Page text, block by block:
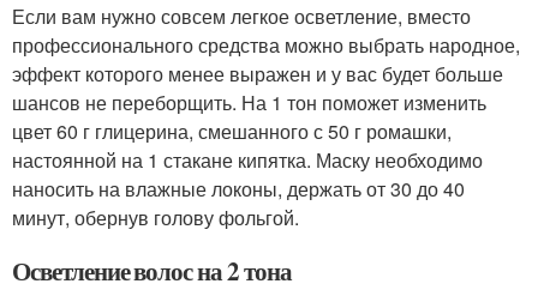
Если вам нужно совсем легкое осветление, вместо
профессионального средства можно выбрать народное,
эффект которого менее выражен и у вас будет больше
шансов не переборщить. На 1 тон поможет изменить
цвет 60 г глицерина, смешанного с 50 г ромашки,
настоянной на 1 стакане кипятка. Маску необходимо
наносить на влажные локоны, держать от 30 до 40
минут, обернув голову фольгой.
Осветление волос на 2 тона